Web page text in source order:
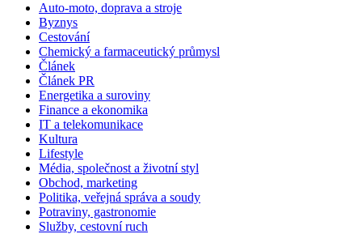
Auto-moto, doprava a stroje
Byznys
Cestování
Chemický a farmaceutický průmysl
Článek
Článek PR
Energetika a suroviny
Finance a ekonomika
IT a telekomunikace
Kultura
Lifestyle
Média, společnost a životní styl
Obchod, marketing
Politika, veřejná správa a soudy
Potraviny, gastronomie
Služby, cestovní ruch